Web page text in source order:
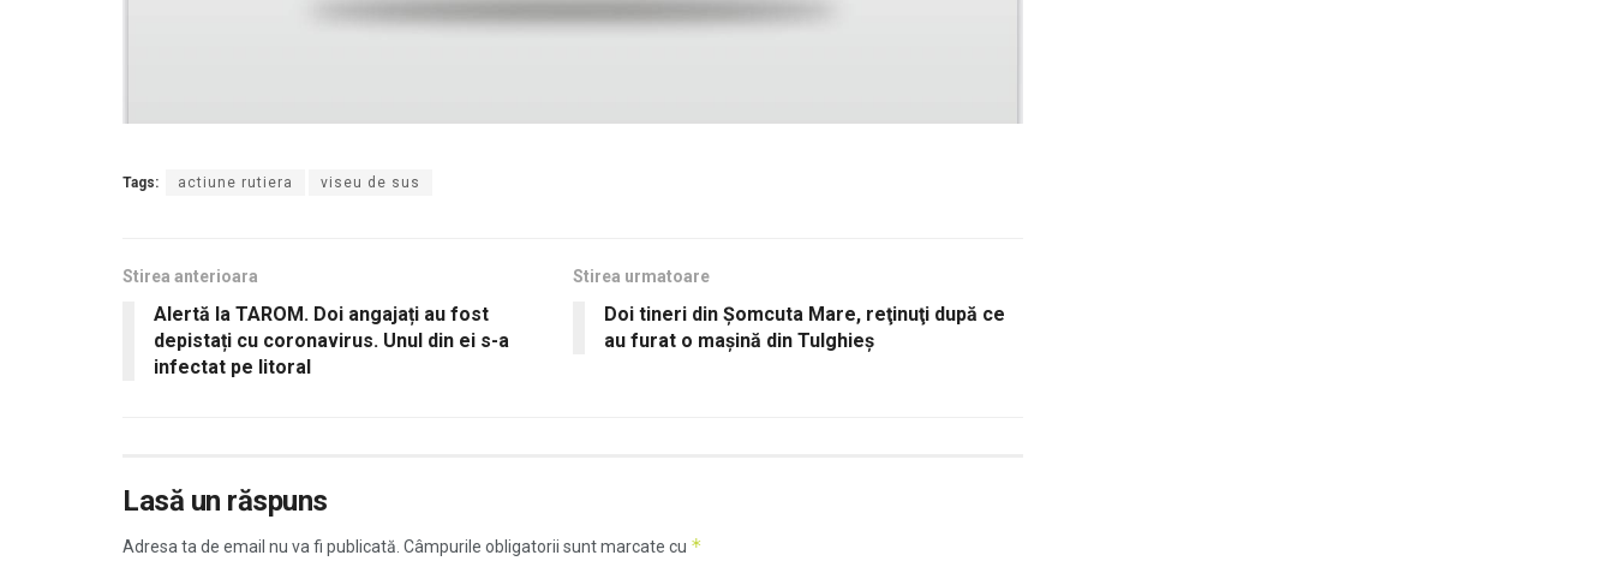
Tags: actiune rutiera viseu de sus
Stirea anterioara
Alertă la TAROM. Doi angajați au fost
depistați cu coronavirus. Unul din ei s-a
infectat pe litoral
Stirea urmatoare
Doi tineri din Şomcuta Mare, reţinuţi după ce
au furat o maşină din Tulghieş
Lasă un răspuns
Adresa ta de email nu va fi publicată. Câmpurile obligatorii sunt marcate cu *